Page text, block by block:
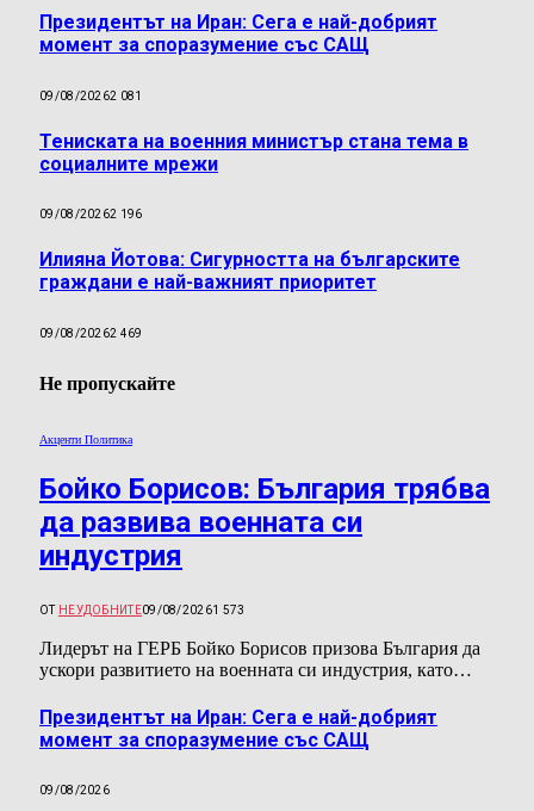
Президентът на Иран: Сега е най-добрият
момент за споразумение със САЩ
09/08/20262 081
Тениската на военния министър стана тема в
социалните мрежи
09/08/20262 196
Илияна Йотова: Сигурността на българските
граждани е най-важният приоритет
09/08/20262 469
Не пропускайте
Акценти Политика
Бойко Борисов: България трябва
да развива военната си
индустрия
ОТ НЕУДОБНИТЕ09/08/20261 573
Лидерът на ГЕРБ Бойко Борисов призова България да
ускори развитието на военната си индустрия, като…
Президентът на Иран: Сега е най-добрият
момент за споразумение със САЩ
09/08/2026